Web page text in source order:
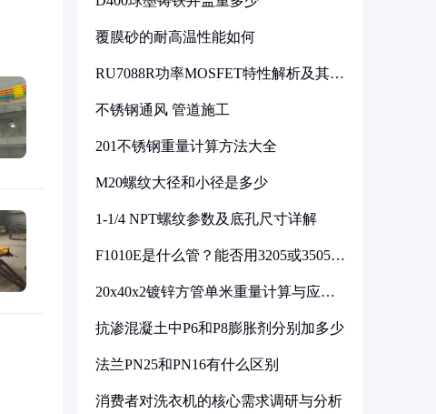
覆膜砂的耐高温性能如何
RU7088R功率MOSFET特性解析及其在
不锈钢通风 管道施工
201不锈钢重量计算方法大全
M20螺纹大径和小径是多少
1-1/4 NPT螺纹参数及底孔尺寸详解
F1010E是什么管？能否用3205或3505代
20x40x2镀锌方管单米重量计算与应用
抗渗混凝土中P6和P8膨胀剂分别加多少
法兰PN25和PN16有什么区别
消费者对洗衣机的核心需求调研与分析